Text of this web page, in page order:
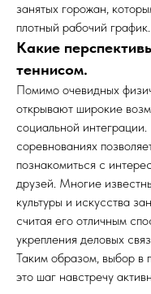
занятых горожан,
плотный рабочий график.
Какие
теннисом.
Помимо очевидных
открывают широкие
социальной
соревнованиях
познакомиться с
друзей. Многие
культуры и искусства
считая его отличным
укрепления деловых
Таким образом, выбор в
это шаг навстречу